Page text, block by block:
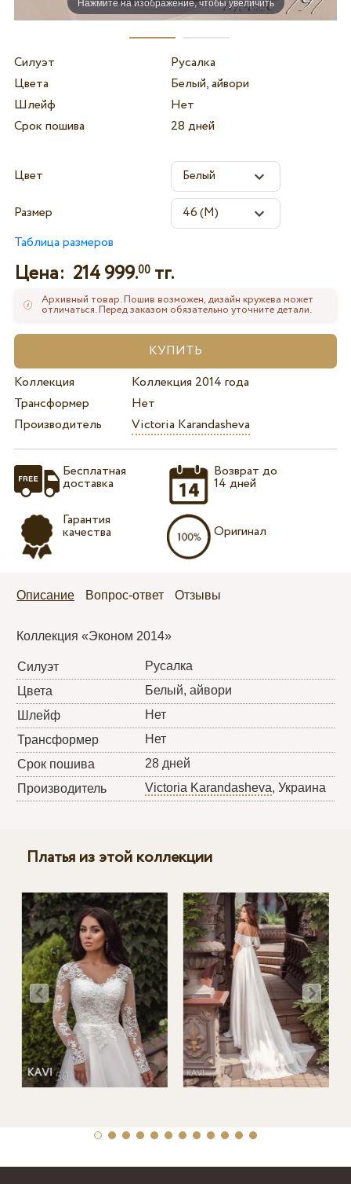
Силуэт
Русалка
Цвета
Белый, айвори
Шлейф
Нет
Срок пошива
28 дней
Цвет
Размер
Таблица размеров
Цена: 214 999.00тг.
Архивный товар. Пошив возможен, дизайн кружева может
отличаться. Перед заказом обязательно уточните детали.
Коллекция
Коллекция 2014 года
Трансформер
Нет
Производитель
Victoria Karandasheva
Бесплатная
доставка
Гарантия
качества
Возврат до
14 дней
Оригинал
Описание Вопрос-ответ Отзывы
Коллекция «Эконом 2014»
Силуэт
Русалка
Цвета
Белый, айвори
Шлейф
Нет
Трансформер
Нет
Срок пошива
28 дней
Производитель
Victoria Karandasheva, Украина
Платья из этой коллекции